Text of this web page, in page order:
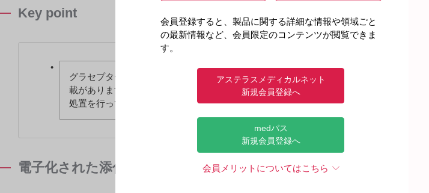
Key point
グラセプターの電子化された添付文書には、「11.1 重大な副作用」にBKウイルス腎症の記
載があります。観察を十分に行い、異常が認められた場合には投与を中止するなど適切な
処置を行ってください。
電子化された添付文書記載内容（抜粋）
会員登録すると、製品に関する詳細な情報や領域ごと
の最新情報など、会員限定のコンテンツが閲覧できま
す。
アステラスメディカルネット
新規会員登録へ
medパス
新規会員登録へ
会員メリットについてはこちら